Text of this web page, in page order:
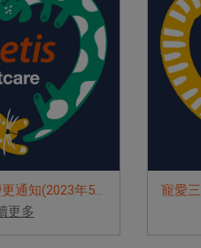
寵愛七號包裝變更通知(2023年5月)
更多